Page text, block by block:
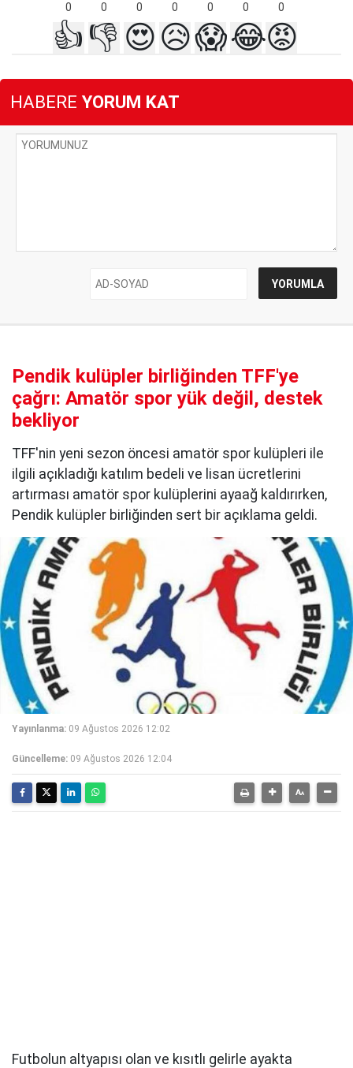
0 0 0 0 0 0 0
👍 👎 😍😥😱😂😡
HABERE YORUM KAT
Pendik kulüpler birliğinden TFF'ye
çağrı: Amatör spor yük değil, destek
bekliyor
TFF'nin yeni sezon öncesi amatör spor kulüpleri ile
ilgili açıkladığı katılım bedeli ve lisan ücretlerini
artırması amatör spor kulüplerini ayaağ kaldırırken,
Pendik kulüpler birliğinden sert bir açıklama geldi.
Yayınlanma: 09 Ağustos 2026 12:02
Güncelleme: 09 Ağustos 2026 12:04
Futbolun altyapısı olan ve kısıtlı gelirle ayakta